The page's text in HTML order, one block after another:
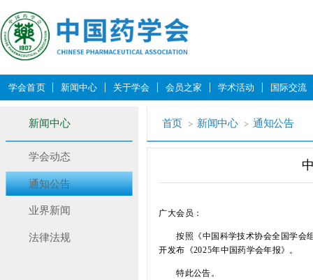
学会首页 新闻中心 关于学会 会员之家 学术活动 国际交流
新闻中心
学会动态
通知公告
业界新闻
法律法规
首页 新闻中心 通知公告
广大会员：
按照《中国科学技术协会全国学会
开发布《2025年中国药学会年报》。
特此公告。